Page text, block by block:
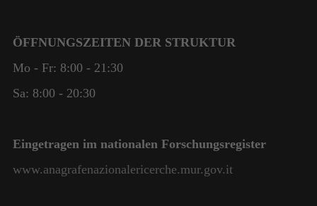
ÖFFNUNGSZEITEN DER STRUKTUR
Mo - Fr: 8:00 - 21:30
Sa: 8:00 - 20:30
Eingetragen im nationalen Forschungsregister
www.anagrafenazionalericerche.mur.gov.it